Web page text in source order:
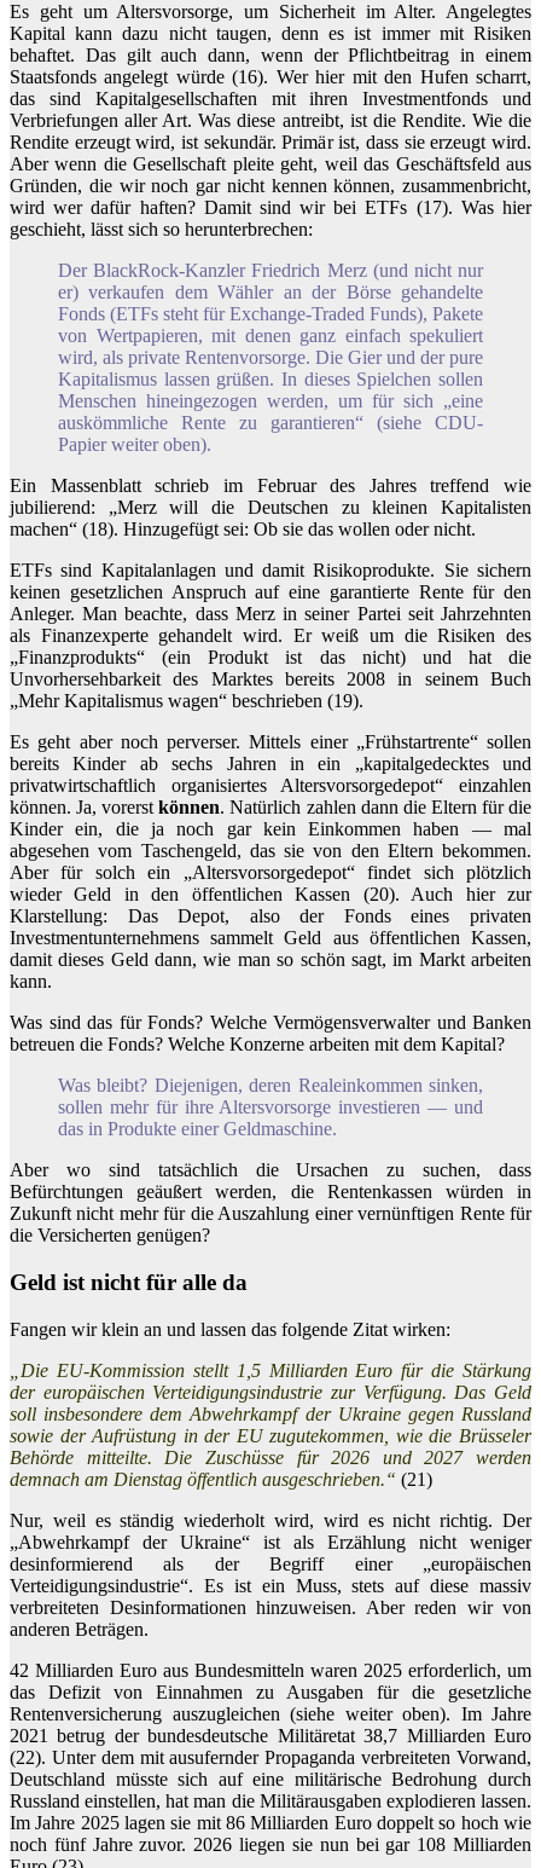
Es geht um Altersvorsorge, um Sicherheit im Alter. Angelegtes
Kapital kann dazu nicht taugen, denn es ist immer mit Risiken
behaftet. Das gilt auch dann, wenn der Pflichtbeitrag in einem
Staatsfonds angelegt würde (16). Wer hier mit den Hufen scharrt,
das sind Kapitalgesellschaften mit ihren Investmentfonds und
Verbriefungen aller Art. Was diese antreibt, ist die Rendite. Wie die
Rendite erzeugt wird, ist sekundär. Primär ist, dass sie erzeugt wird.
Aber wenn die Gesellschaft pleite geht, weil das Geschäftsfeld aus
Gründen, die wir noch gar nicht kennen können, zusammenbricht,
wird wer dafür haften? Damit sind wir bei ETFs (17). Was hier
geschieht, lässt sich so herunterbrechen:
Der BlackRock-Kanzler Friedrich Merz (und nicht nur
er) verkaufen dem Wähler an der Börse gehandelte
Fonds (ETFs steht für Exchange-Traded Funds), Pakete
von Wertpapieren, mit denen ganz einfach spekuliert
wird, als private Rentenvorsorge. Die Gier und der pure
Kapitalismus lassen grüßen. In dieses Spielchen sollen
Menschen hineingezogen werden, um für sich „eine
auskömmliche Rente zu garantieren“ (siehe CDU-
Papier weiter oben).
Ein Massenblatt schrieb im Februar des Jahres treffend wie
jubilierend: „Merz will die Deutschen zu kleinen Kapitalisten
machen“ (18). Hinzugefügt sei: Ob sie das wollen oder nicht.
ETFs sind Kapitalanlagen und damit Risikoprodukte. Sie sichern
keinen gesetzlichen Anspruch auf eine garantierte Rente für den
Anleger. Man beachte, dass Merz in seiner Partei seit Jahrzehnten
als Finanzexperte gehandelt wird. Er weiß um die Risiken des
„Finanzprodukts“ (ein Produkt ist das nicht) und hat die
Unvorhersehbarkeit des Marktes bereits 2008 in seinem Buch
„Mehr Kapitalismus wagen“ beschrieben (19).
Es geht aber noch perverser. Mittels einer „Frühstartrente“ sollen
bereits Kinder ab sechs Jahren in ein „kapitalgedecktes und
privatwirtschaftlich organisiertes Altersvorsorgedepot“ einzahlen
können. Ja, vorerstkönnen. Natürlich zahlen dann die Eltern für die
Kinder ein, die ja noch gar kein Einkommen haben — mal
abgesehen vom Taschengeld, das sie von den Eltern bekommen.
Aber für solch ein „Altersvorsorgedepot“ findet sich plötzlich
wieder Geld in den öffentlichen Kassen (20). Auch hier zur
Klarstellung: Das Depot, also der Fonds eines privaten
Investmentunternehmens sammelt Geld aus öffentlichen Kassen,
damit dieses Geld dann, wie man so schön sagt, im Markt arbeiten
kann.
Was sind das für Fonds? Welche Vermögensverwalter und Banken
betreuen die Fonds? Welche Konzerne arbeiten mit dem Kapital?
Was bleibt? Diejenigen, deren Realeinkommen sinken,
sollen mehr für ihre Altersvorsorge investieren — und
das in Produkte einer Geldmaschine.
Aber wo sind tatsächlich die Ursachen zu suchen, dass
Befürchtungen geäußert werden, die Rentenkassen würden in
Zukunft nicht mehr für die Auszahlung einer vernünftigen Rente für
die Versicherten genügen?
Geld ist nicht für alle da
Fangen wir klein an und lassen das folgende Zitat wirken:
„Die EU-Kommission stellt 1,5 Milliarden Euro für die Stärkung
der europäischen Verteidigungsindustrie zur Verfügung. Das Geld
soll insbesondere dem Abwehrkampf der Ukraine gegen Russland
sowie der Aufrüstung in der EU zugutekommen, wie die Brüsseler
Behörde mitteilte. Die Zuschüsse für 2026 und 2027 werden
demnach am Dienstag öffentlich ausgeschrieben.“ (21)
Nur, weil es ständig wiederholt wird, wird es nicht richtig. Der
„Abwehrkampf der Ukraine“ ist als Erzählung nicht weniger
desinformierend als der Begriff einer „europäischen
Verteidigungsindustrie“. Es ist ein Muss, stets auf diese massiv
verbreiteten Desinformationen hinzuweisen. Aber reden wir von
anderen Beträgen.
42 Milliarden Euro aus Bundesmitteln waren 2025 erforderlich, um
das Defizit von Einnahmen zu Ausgaben für die gesetzliche
Rentenversicherung auszugleichen (siehe weiter oben). Im Jahre
2021 betrug der bundesdeutsche Militäretat 38,7 Milliarden Euro
(22). Unter dem mit ausufernder Propaganda verbreiteten Vorwand,
Deutschland müsste sich auf eine militärische Bedrohung durch
Russland einstellen, hat man die Militärausgaben explodieren lassen.
Im Jahre 2025 lagen sie mit 86 Milliarden Euro doppelt so hoch wie
noch fünf Jahre zuvor. 2026 liegen sie nun bei gar 108 Milliarden